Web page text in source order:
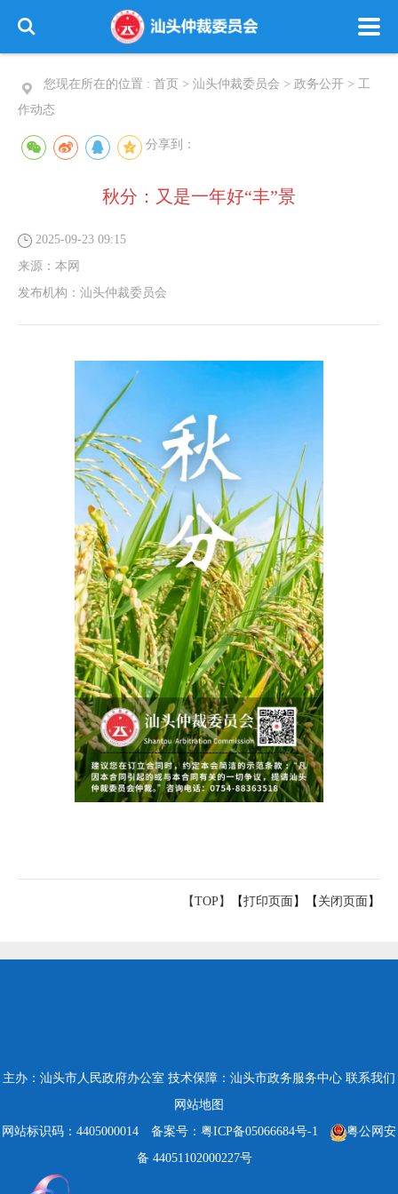
您现在所在的位置 : 首页 > 汕头仲裁委员会 > 政务公开 > 工
作动态
分享到：
秋分：又是一年好“丰”景
2025-09-23 09:15
来源： 本网
发布机构： 汕头仲裁委员会
【TOP】 【打印页面 】【 关闭页面 】
主办：汕头市人民政府办公室 技术保障：汕头市政务服务中心 联系我们
网站地图
网站标识码：4405000014
备案号：粤ICP备05066684号-1
粤公网安
备 44051102000227号